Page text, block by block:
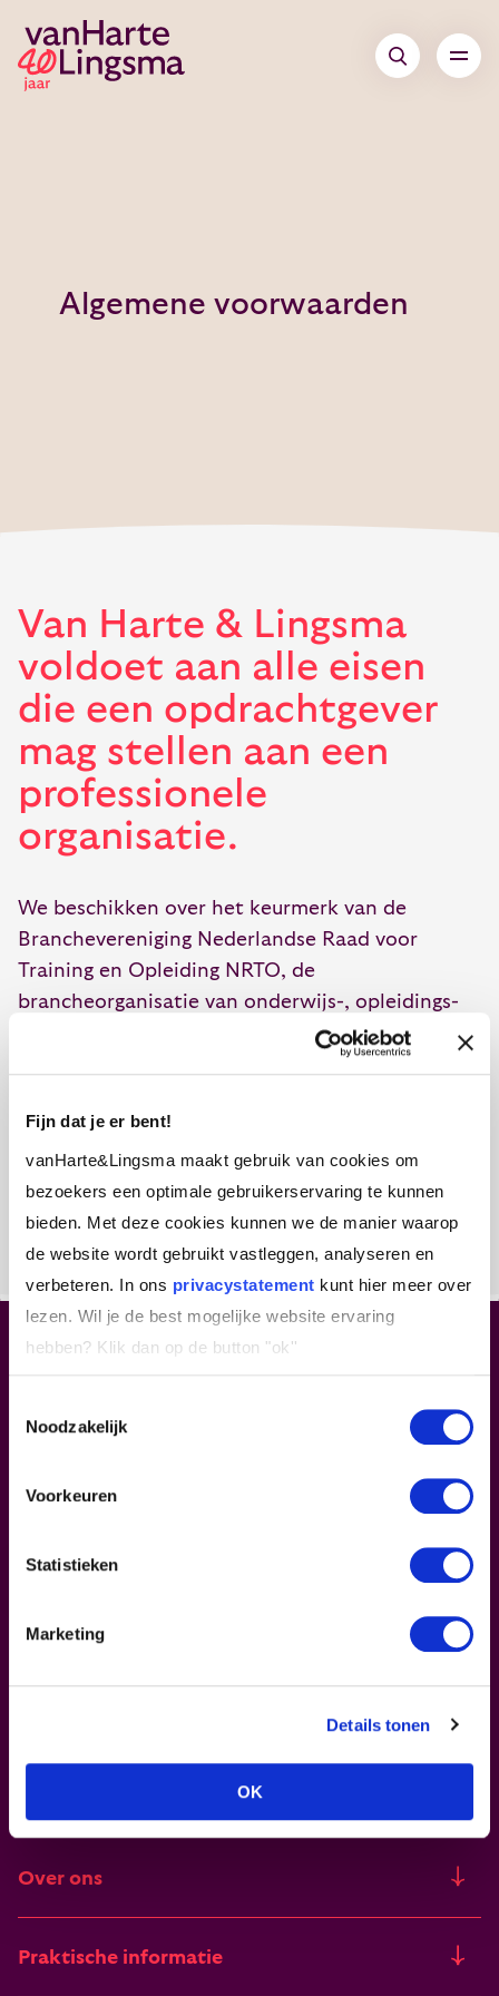
Fijn dat je er bent!
vanHarte&Lingsma maakt gebruik van cookies om
bezoekers een optimale gebruikerservaring te kunnen
bieden. Met deze cookies kunnen we de manier waarop
de website wordt gebruikt vastleggen, analyseren en
verbeteren. In ons privacystatement kunt hier meer over
lezen. Wil je de best mogelijke website ervaring
hebben? Klik dan op de button "ok''
Noodzakelijk
Voorkeuren
Statistieken
Marketing
Details tonen
OK
Algemene voorwaarden
Van Harte & Lingsma
voldoet aan alle eisen
die een opdrachtgever
mag stellen aan een
professionele
organisatie.
We beschikken over het keurmerk van de
Branchevereniging Nederlandse Raad voor
Training en Opleiding NRTO, de
brancheorganisatie van onderwijs-, opleidings-
en trainingsaanbieders. Ook conformeert van
Harte & Lingsma als lid van de NRTO zich aan de
Verder zijn de zijn de
Algemene voorwaarden
Freia Opleidingsbedrijven van toepassing.
Leiderschap.Begint bij jou
In ons hart blijven?
Inspirerende verhalen lezen
over leiderschap en jezelf ontwikkelen? Schrijf je
Je ontvangt deze max. 2 keer per maand
Over ons
Praktische informatie